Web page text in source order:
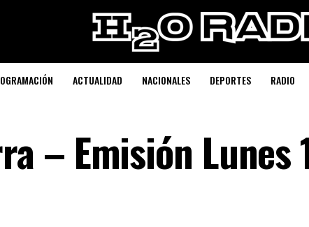
ACTUALIDAD NACIONALES DEPORTES RADIO
– Emisión Lunes